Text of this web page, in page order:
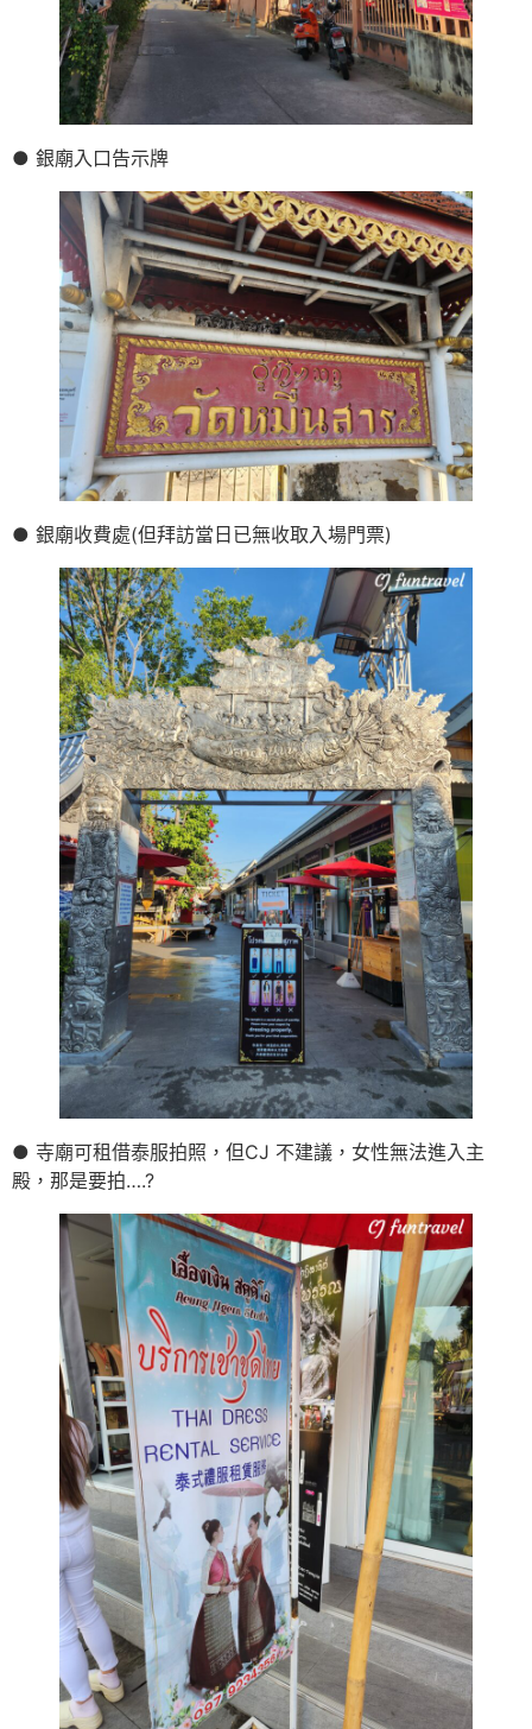
● 銀廟入口告示牌
● 銀廟收費處(但拜訪當日已無收取入場門票)
● 寺廟可租借泰服拍照，但CJ 不建議，女性無法進入主
殿，那是要拍….?